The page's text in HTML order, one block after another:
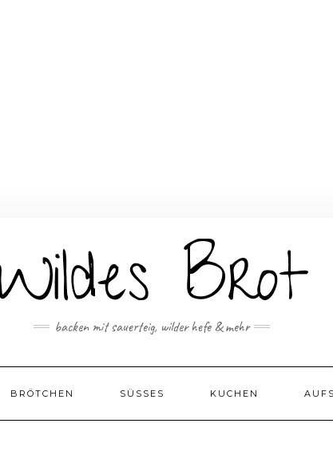
backen mit sauerteig, wilder hefe & mehr
BRÖTCHEN SÜSSES KUCHEN